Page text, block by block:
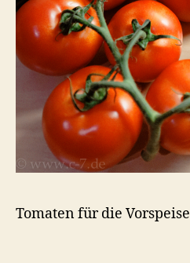
Tomaten für die Vorspeise